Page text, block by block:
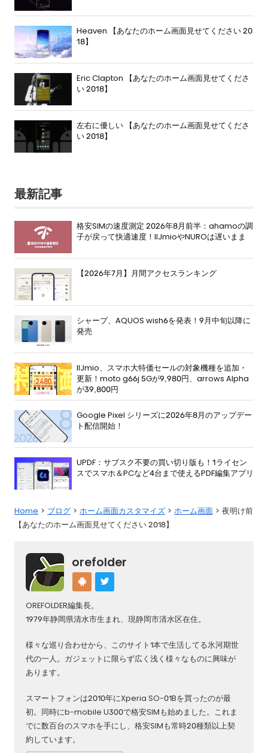
Heaven 【あなたのホーム画面見せてください 20
18】
Eric Clapton 【あなたのホーム画面見せてくださ
い 2018】
左右に優しい 【あなたのホーム画面見せてくださ
い 2018】
最新記事
格安SIMの速度測定 2026年8月前半：ahamoの調
子が戻って快適速度！IIJmioやNUROは遅いまま
【2026年7月】月間アクセスランキング
シャープ、AQUOS wish6を発表！9月中旬以降に
発売
IIJmio、スマホ大特価セールの対象機種を追加・
更新！moto g66j 5Gが9,980円、arrows Alpha
が39,800円
Google Pixel シリーズに2026年8月のアップデー
ト配信開始！
UPDF：サブスク不要の買い切り版も！1ライセン
スでスマホ＆PCなど4台まで使えるPDF編集アプリ
Home ブログ ホーム画面カスタマイズ ホーム画面
夜明け前
【あなたのホーム画面見せてください 2018】
orefolder
OREFOLDER編集長。
1979年静岡県清水市生まれ、現静岡市清水区在住。
様々な巡り合わせから、このサイト1本で生活してる氷河期世
代の一人。ガジェットに限らず広く浅く様々なものに興味が
あります。
スマートフォンは2010年にXperia SO-01Bを買ったのが最
初。同時にb-mobile U300で格安SIMも始めました。これま
でに数百台のスマホを手にし、格安SIMも常時20種類以上契
約しています。